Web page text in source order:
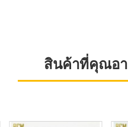
สินค้าที่คุณอ